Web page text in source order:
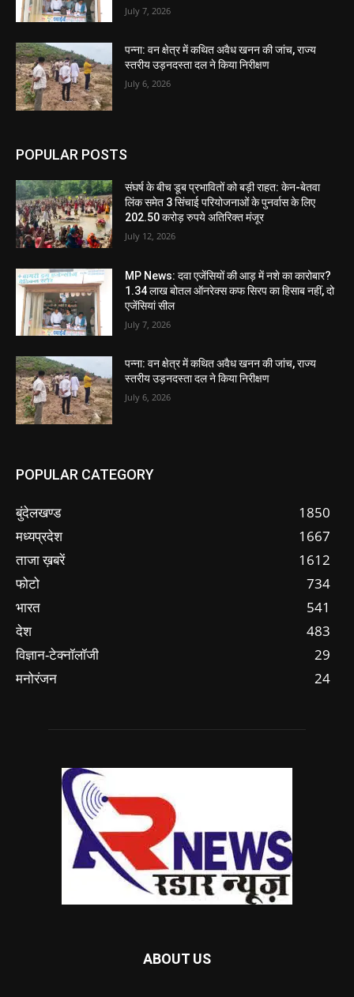
July 7, 2026
पन्ना: वन क्षेत्र में कथित अवैध खनन की जांच, राज्य
स्तरीय उड़नदस्ता दल ने किया निरीक्षण
July 6, 2026
POPULAR POSTS
संघर्ष के बीच डूब प्रभावितों को बड़ी राहत: केन-बेतवा
लिंक समेत 3 सिंचाई परियोजनाओं के पुनर्वास के लिए
202.50 करोड़ रुपये अतिरिक्त मंजूर
July 12, 2026
MP News: दवा एजेंसियों की आड़ में नशे का कारोबार?
1.34 लाख बोतल ऑनरेक्स कफ सिरप का हिसाब नहीं, दो
एजेंसियां सील
July 7, 2026
पन्ना: वन क्षेत्र में कथित अवैध खनन की जांच, राज्य
स्तरीय उड़नदस्ता दल ने किया निरीक्षण
July 6, 2026
POPULAR CATEGORY
बुंदेलखण्ड
1850
मध्यप्रदेश
1667
ताजा ख़बरें
1612
फोटो
734
भारत
541
देश
483
विज्ञान-टेक्नॉलॉजी
29
मनोरंजन
24
ABOUT US